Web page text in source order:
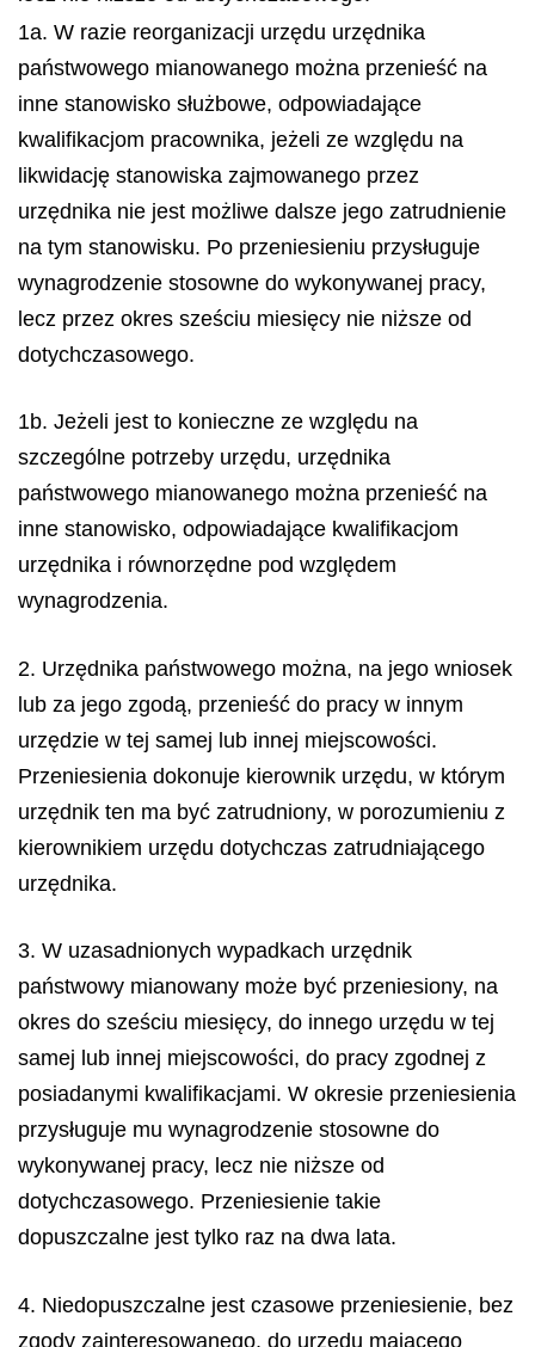
1a. W razie reorganizacji urzędu urzędnika
państwowego mianowanego można przenieść na
inne stanowisko służbowe, odpowiadające
kwalifikacjom pracownika, jeżeli ze względu na
likwidację stanowiska zajmowanego przez
urzędnika nie jest możliwe dalsze jego zatrudnienie
na tym stanowisku. Po przeniesieniu przysługuje
wynagrodzenie stosowne do wykonywanej pracy,
lecz przez okres sześciu miesięcy nie niższe od
dotychczasowego.
1b. Jeżeli jest to konieczne ze względu na
szczególne potrzeby urzędu, urzędnika
państwowego mianowanego można przenieść na
inne stanowisko, odpowiadające kwalifikacjom
urzędnika i równorzędne pod względem
wynagrodzenia.
2. Urzędnika państwowego można, na jego wniosek
lub za jego zgodą, przenieść do pracy w innym
urzędzie w tej samej lub innej miejscowości.
Przeniesienia dokonuje kierownik urzędu, w którym
urzędnik ten ma być zatrudniony, w porozumieniu z
kierownikiem urzędu dotychczas zatrudniającego
urzędnika.
3. W uzasadnionych wypadkach urzędnik
państwowy mianowany może być przeniesiony, na
okres do sześciu miesięcy, do innego urzędu w tej
samej lub innej miejscowości, do pracy zgodnej z
posiadanymi kwalifikacjami. W okresie przeniesienia
przysługuje mu wynagrodzenie stosowne do
wykonywanej pracy, lecz nie niższe od
dotychczasowego. Przeniesienie takie
dopuszczalne jest tylko raz na dwa lata.
4. Niedopuszczalne jest czasowe przeniesienie, bez
zgody zainteresowanego, do urzędu mającego